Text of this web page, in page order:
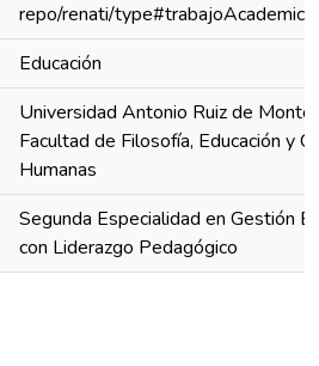
repo/renati/type#trabajoAcademico
Educación
Universidad Antonio Ruiz de
Facultad de Filosofía, Educación y
Humanas
Segunda Especialidad en Gestión
con Liderazgo Pedagógico